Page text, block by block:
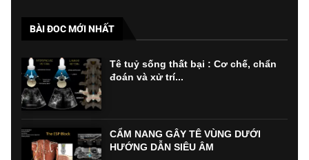
BÀI ĐOC MỚI NHẤT
Tê tuỷ sống thất bại : Cơ chế, chẩn
đoán và xử trí...
CẨM NANG GÂY TÊ VÙNG DƯỚI
HƯỚNG DẪN SIÊU ÂM